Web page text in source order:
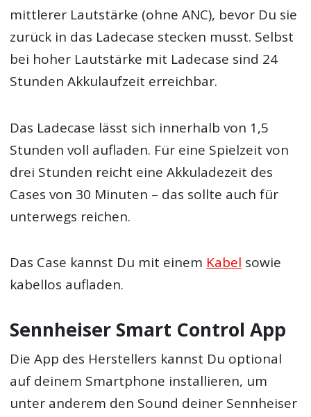
mittlerer Lautstärke (ohne ANC), bevor Du sie
zurück in das Ladecase stecken musst. Selbst
bei hoher Lautstärke mit Ladecase sind 24
Stunden Akkulaufzeit erreichbar.
Das Ladecase lässt sich innerhalb von 1,5
Stunden voll aufladen. Für eine Spielzeit von
drei Stunden reicht eine Akkuladezeit des
Cases von 30 Minuten – das sollte auch für
unterwegs reichen.
Das Case kannst Du mit einem Kabel sowie
kabellos aufladen.
Sennheiser Smart Control App
Die App des Herstellers kannst Du optional
auf deinem Smartphone installieren, um
unter anderem den Sound deiner Sennheiser